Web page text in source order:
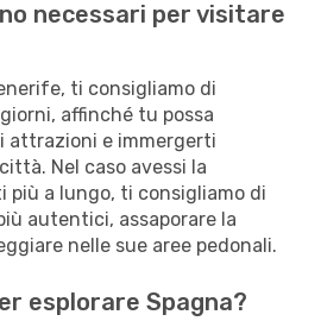
necessari per visitare
ti consigliamo di
affinché tu possa
attrazioni e immergerti
Nel caso avessi la
più a lungo, ti consigliamo di
autentici, assaporare la
nelle sue aree pedonali.
esplorare Spagna?